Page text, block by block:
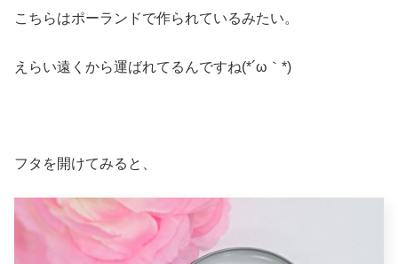
こちらはポーランドで作られているみたい。
えらい遠くから運ばれてるんですね(*´ω｀*)
フタを開けてみると、